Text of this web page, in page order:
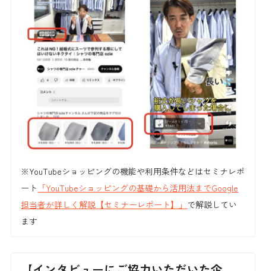
※YouTubeショッピングの機能や利用条件などはセミナレポ
ート 「YouTubeショッピングの基礎から活用法までGoogle
担当者が詳しく解説【セミナーレポート】」 で解説してい
ます